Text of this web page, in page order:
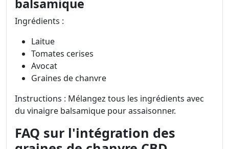
balsamique
Ingrédients :
Laitue
Tomates cerises
Avocat
Graines de chanvre
Instructions : Mélangez tous les ingrédients avec
du vinaigre balsamique pour assaisonner.
FAQ sur l'intégration des